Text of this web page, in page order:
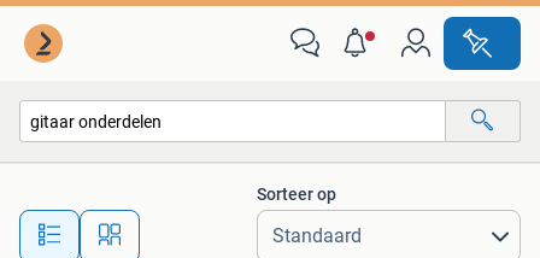
Alle afstanden…
Sorteer op